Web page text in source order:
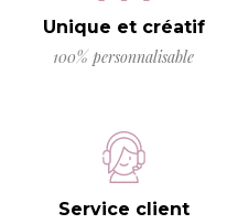
Unique et créatif
100% personnalisable
Service client